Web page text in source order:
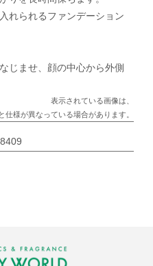
れられるファンデーション
じませ、顔の中心から外側
表示されている画像は、
仕様が異なっている場合があります。